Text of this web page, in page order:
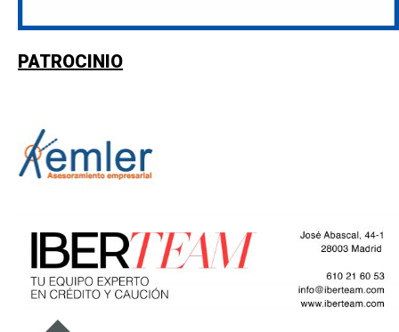
PATROCINIO